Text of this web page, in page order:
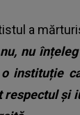
a
nu
instituție
și